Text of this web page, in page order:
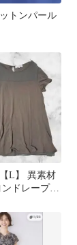
トンパール
L】 異素材
ドレープカ